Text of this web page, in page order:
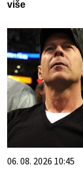
više
06. 08. 2026 10:45